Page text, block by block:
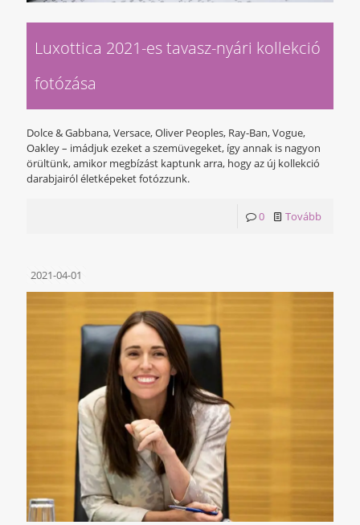
Luxottica 2021-es tavasz-nyári kollekció
fotózása
Dolce & Gabbana, Versace, Oliver Peoples, Ray-Ban, Vogue,
Oakley – imádjuk ezeket a szemüvegeket, így annak is nagyon
örültünk, amikor megbízást kaptunk arra, hogy az új kollekció
darabjairól életképeket fotózzunk.
0 Tovább
2021-04-01